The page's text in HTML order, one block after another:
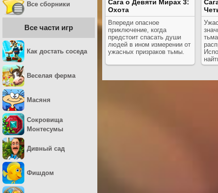
Сага о Девяти Мирах 3:
Охота
Впереди опасное
приключение, когда
предстоит спасать души
людей в ином измерении от
ужасных призраков тьмы.
Все сборники
Все части игр
Как достать соседа
Веселая ферма
Масяня
Сокровища
Монтесумы
Дивный сад
Фишдом